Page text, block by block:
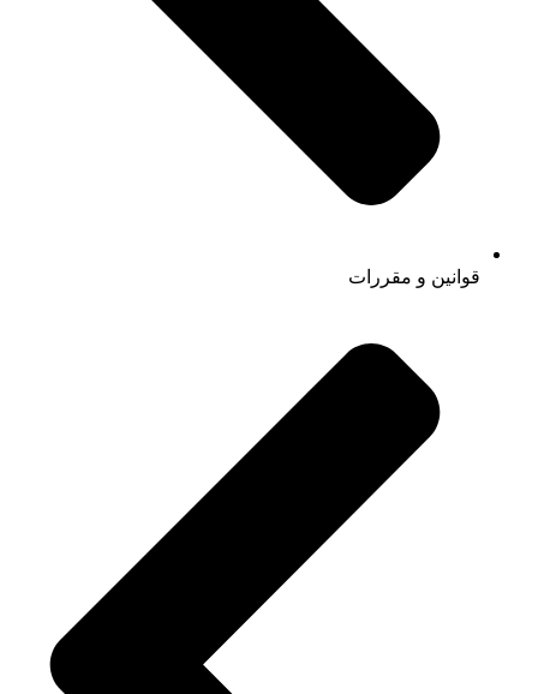
قوانین و مقررات